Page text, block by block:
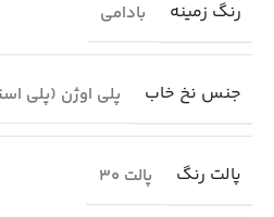
رنگ زمینه بادامی
جنس نخ خاب پلی اوژن (پلی
پالت رنگ پالت 30